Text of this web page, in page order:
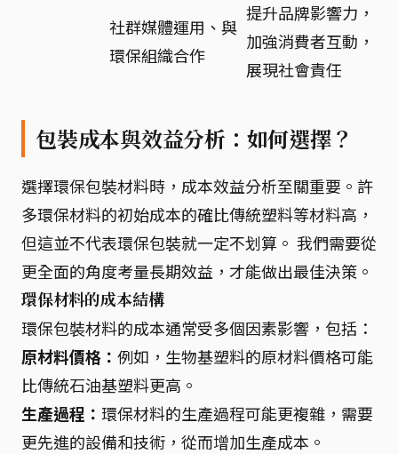
社群媒體運用、與
環保組織合作
提升品牌影響力，
加強消費者互動，
展現社會責任
包裝成本與效益分析：如何選擇？
選擇環保包裝材料時，成本效益分析至關重要。許
多環保材料的初始成本的確比傳統塑料等材料高，
但這並不代表環保包裝就一定不划算。 我們需要從
更全面的角度考量長期效益，才能做出最佳決策。
環保材料的成本結構
環保包裝材料的成本通常受多個因素影響，包括：
原材料價格： 例如，生物基塑料的原材料價格可能
比傳統石油基塑料更高。
生產過程： 環保材料的生產過程可能更複雜，需要
更先進的設備和技術，從而增加生產成本。